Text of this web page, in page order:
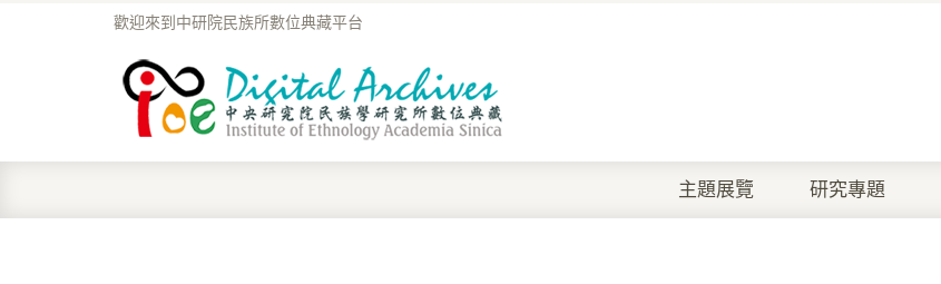
歡迎來到中研院民族所數位典藏平台
主題展覽 研究專題